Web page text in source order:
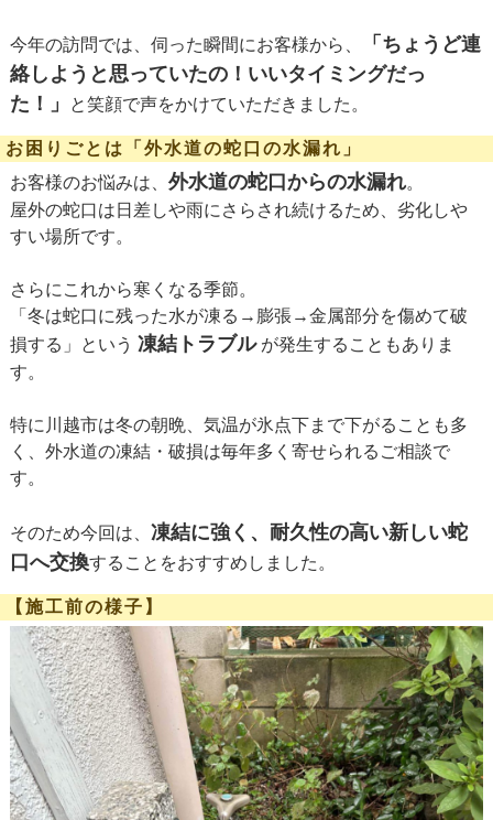
今年の訪問では、伺った瞬間にお客様から、
「ちょうど連
絡しようと思っていたの！いいタイミングだっ
た！」
と笑顔で声をかけていただきました。
お困りごとは「外水道の蛇口の水漏れ」
お客様のお悩みは、 外水道の蛇口からの水漏れ。
屋外の蛇口は日差しや雨にさらされ続けるため、劣化しや
すい場所です。
さらにこれから寒くなる季節。
「冬は蛇口に残った水が凍る→膨張→金属部分を傷めて破
損する」という 凍結トラブルが発生することもありま
す。
特に川越市は冬の朝晩、気温が氷点下まで下がることも多
く、外水道の凍結・破損は毎年多く寄せられるご相談で
す。
そのため今回は、 凍結に強く、耐久性の高い新しい蛇
口へ交換することをおすすめしました。
【施工前の様子】